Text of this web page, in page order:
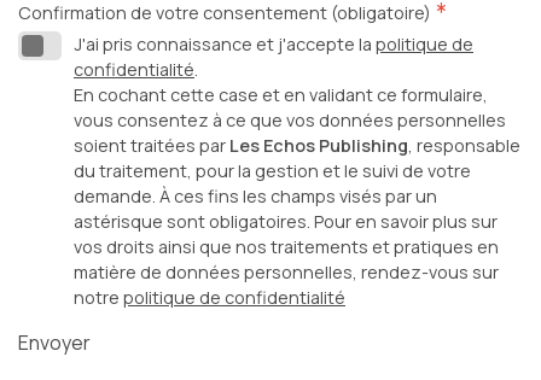
Échéancier
Simulateurs
Bourse
J'ai pris connaissance et j'accepte la politique de
confidentialité.
En cochant cette case et en validant ce formulaire,
vous consentez à ce que vos données personnelles
soient traitées par Les Echos Publishing, responsable
du traitement, pour la gestion et le suivi de votre
demande. À ces fins les champs visés par un
astérisque sont obligatoires. Pour en savoir plus sur
vos droits ainsi que nos traitements et pratiques en
matière de données personnelles, rendez-vous sur
notre politique de confidentialité
Confirmation de votre consentement (obligatoire)
Envoyer